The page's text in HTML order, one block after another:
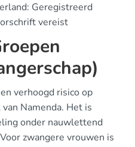
Geregistreerd
vereist
verhoogd risico op
Namenda. Het is
onder nauwlettend
zwangere vrouwen is